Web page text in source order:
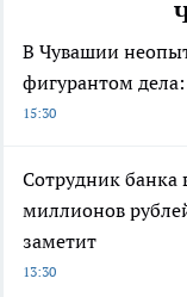
В Чувашии
фигурантом
15:30
Сотрудник банка
миллионов
заметит
13:30